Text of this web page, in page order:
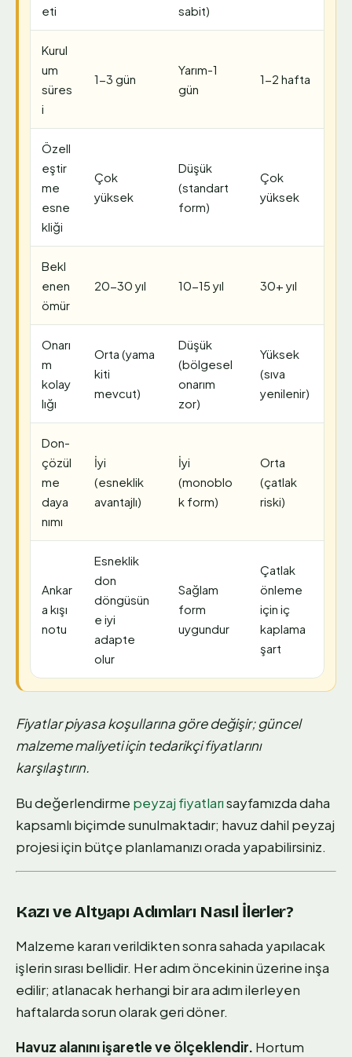
eti sabit)
Kurul
um
süres
i
1-3 gün
Yarım-1
gün
1-2 hafta
Özell
eştir
me
esne
kliği
Çok
yüksek
Düşük
(standart
form)
Çok
yüksek
Bekl
enen
ömür
20-30 yıl 10-15 yıl 30+ yıl
Onarı
m
kolay
lığı
Orta (yama
kiti
mevcut)
Düşük
(bölgesel
onarım
zor)
Yüksek
(sıva
yenilenir)
Don-
çözül
me
daya
nımı
İyi
(esneklik
avantajlı)
İyi
(monoblo
k form)
Orta
(çatlak
riski)
Ankar
a kışı
notu
Esneklik
don
döngüsün
e iyi
adapte
olur
Sağlam
form
uygundur
Çatlak
önleme
için iç
kaplama
şart
Fiyatlar piyasa koşullarına göre değişir; güncel
malzeme maliyeti için tedarikçi fiyatlarını
karşılaştırın.
Bu değerlendirme peyzaj fiyatlarısayfamızda daha
kapsamlı biçimde sunulmaktadır; havuz dahil peyzaj
projesi için bütçe planlamanızı orada yapabilirsiniz.
Kazı ve Altyapı Adımları Nasıl İlerler?
Malzeme kararı verildikten sonra sahada yapılacak
işlerin sırası bellidir. Her adım öncekinin üzerine inşa
edilir; atlanacak herhangi bir ara adım ilerleyen
haftalarda sorun olarak geri döner.
Havuz alanını işaretle ve ölçeklendir. Hortum